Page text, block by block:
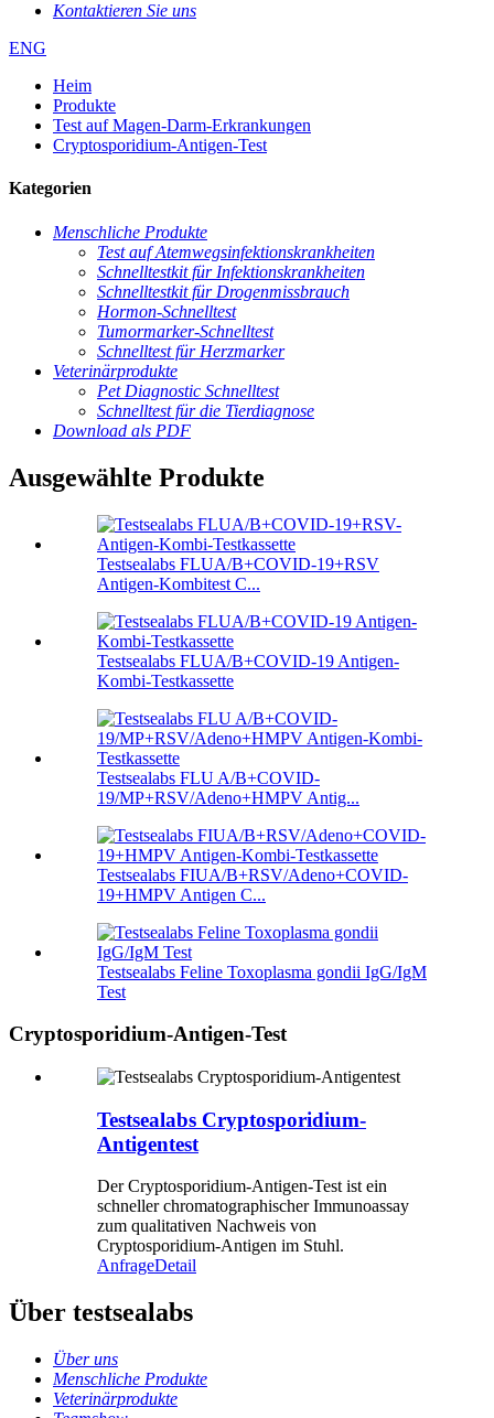
Kontaktieren Sie uns
ENG
Heim
Produkte
Test auf Magen-Darm-Erkrankungen
Cryptosporidium-Antigen-Test
Kategorien
Menschliche Produkte
Test auf Atemwegsinfektionskrankheiten
Schnelltestkit für Infektionskrankheiten
Schnelltestkit für Drogenmissbrauch
Hormon-Schnelltest
Tumormarker-Schnelltest
Schnelltest für Herzmarker
Veterinärprodukte
Pet Diagnostic Schnelltest
Schnelltest für die Tierdiagnose
Download als PDF
Ausgewählte Produkte
Testsealabs FLUA/B+COVID-19+RSV
Antigen-Kombitest C...
Testsealabs FLUA/B+COVID-19 Antigen-
Kombi-Testkassette
Testsealabs FLU A/B+COVID-
19/MP+RSV/Adeno+HMPV Antig...
Testsealabs FIUA/B+RSV/Adeno+COVID-
19+HMPV Antigen C...
Testsealabs Feline Toxoplasma gondii IgG/IgM
Test
Cryptosporidium-Antigen-Test
Testsealabs Cryptosporidium-
Antigentest
Der Cryptosporidium-Antigen-Test ist ein
schneller chromatographischer Immunoassay
zum qualitativen Nachweis von
Cryptosporidium-Antigen im Stuhl.
AnfrageDetail
Über testsealabs
Über uns
Menschliche Produkte
Veterinärprodukte